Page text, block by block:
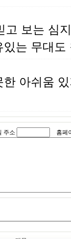
고 보는 심
는 무대도
아쉬움
주소 홈페